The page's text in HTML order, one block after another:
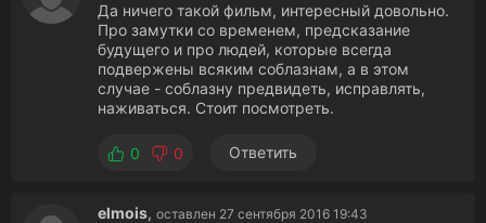
Да ничего такой фильм, интересный довольно.
Про замутки со временем, предсказание
будущего и про людей, которые всегда
подвержены всяким соблазнам, а в этом
случае - соблазну предвидеть, исправлять,
наживаться. Стоит посмотреть.
0 0 Ответить
elmois, оставлен 27 сентября 2016 19:43